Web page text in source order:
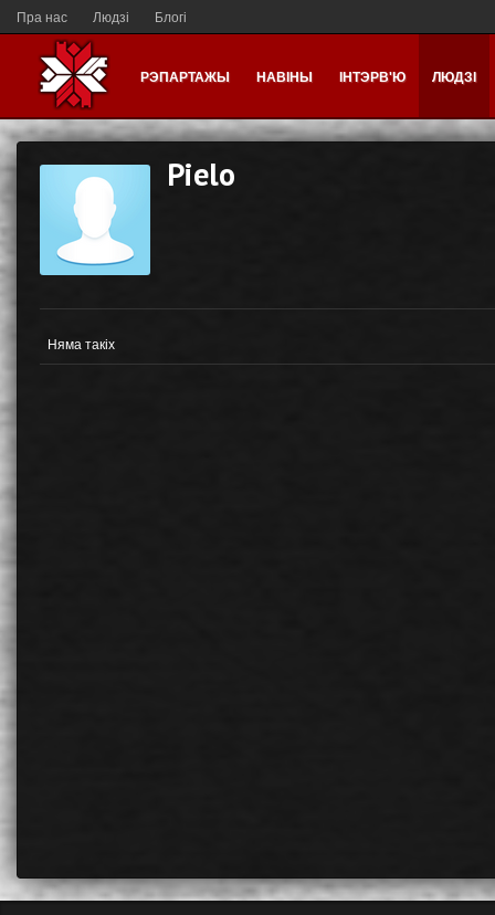
Пра нас Людзі Блогі
РЭПАРТАЖЫ НАВІНЫ ІНТЭРВ'Ю ЛЮДЗІ
Pielo
Няма такіх